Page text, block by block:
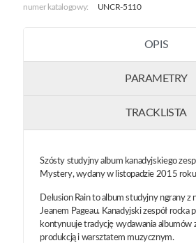
numer katalogowy:
UNCR-5110
OPIS
PARAMETRY
TRACKLISTA
Szósty studyjny album kanadyjskiego
Mystery, wydany w listopadzie 2015
Delusion Rain to album studyjny ngrany z
Jeanem Pageau. Kanadyjski zespół rocka
kontynuuje tradycję wydawania albumów
produkcją i warsztatem muzycznym.